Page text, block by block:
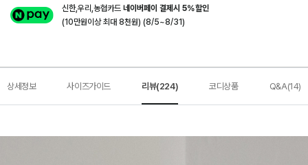
신한,우리,농협카드네이버페이 결제시 5%할인
(10만원이상 최대 8천원) (8/5~8/31)
상세정보 사이즈가이드 리뷰(224) 코디상품 Q&A(14)